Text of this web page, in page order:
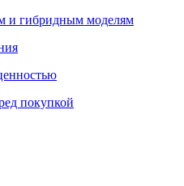
и гибридным моделям
покупкой